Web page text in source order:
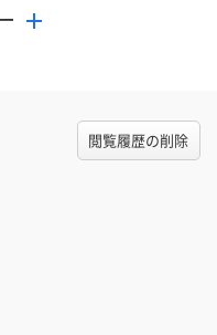
閲覧履歴の削除